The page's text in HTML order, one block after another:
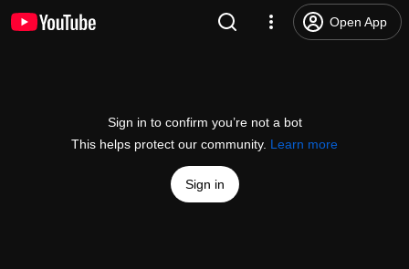
Open App
Sign in to confirm you’re not a bot
This helps protect our community. Learn more
Sign in